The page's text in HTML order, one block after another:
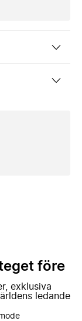
före
exklusiva
ledande